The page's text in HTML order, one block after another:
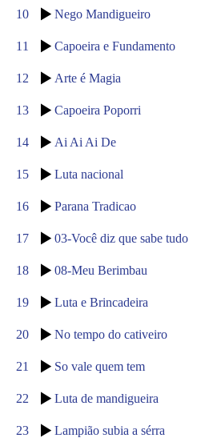
10 Nego Mandigueiro
11 Capoeira e Fundamento
12 Arte é Magia
13 Capoeira Poporri
14 Ai Ai Ai De
15 Luta nacional
16 Parana Tradicao
17 03-Você diz que sabe tudo
18 08-Meu Berimbau
19 Luta e Brincadeira
20 No tempo do cativeiro
21 So vale quem tem
22 Luta de mandigueira
23 Lampião subia a sérra